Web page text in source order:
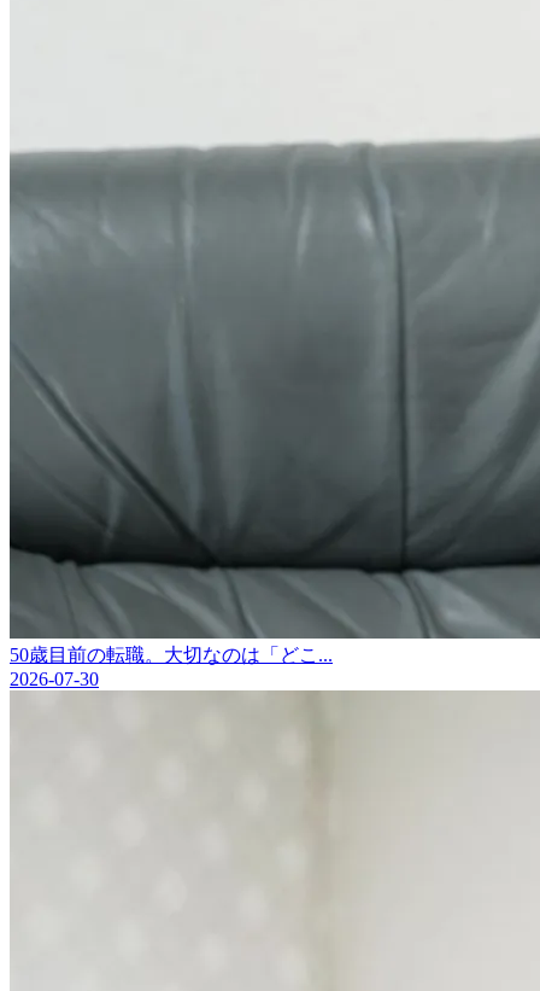
50歳目前の転職。大切なのは「どこ...
2026-07-30